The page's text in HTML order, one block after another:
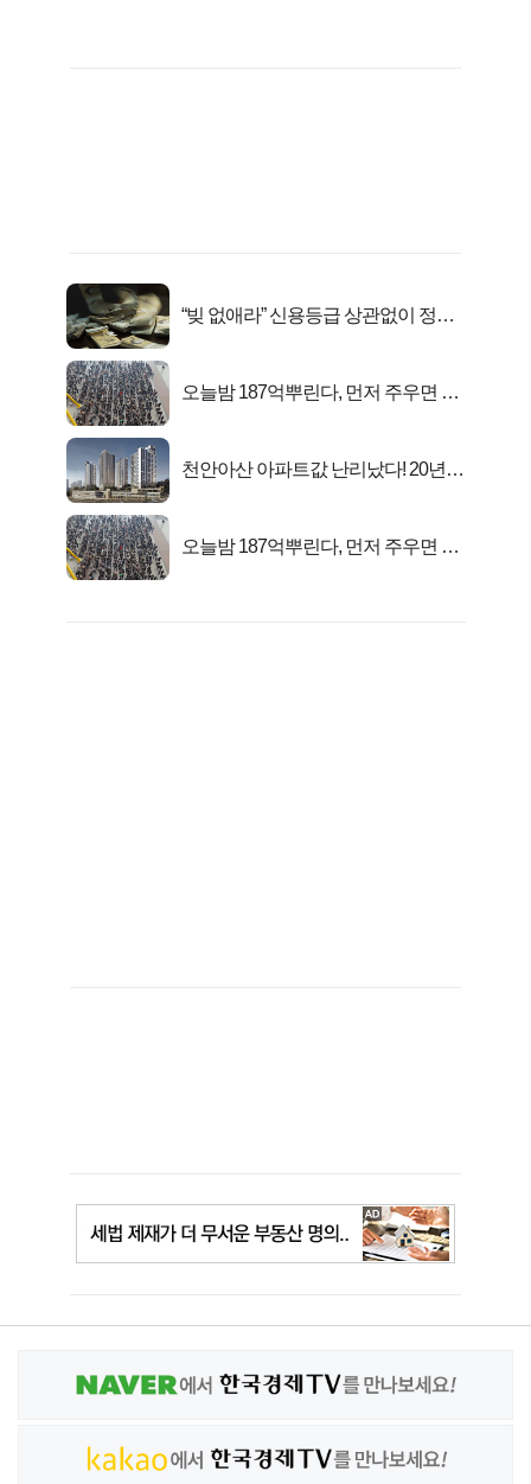
“빚 없애라” 신용등급 상관없이 정부
오늘밤 187억뿌린다, 먼저 주우면 최
천안아산 아파트값 난리났다! 20년
오늘밤 187억뿌린다, 먼저 주우면 최